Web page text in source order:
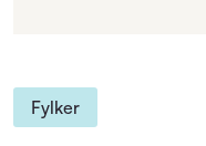
Fylker